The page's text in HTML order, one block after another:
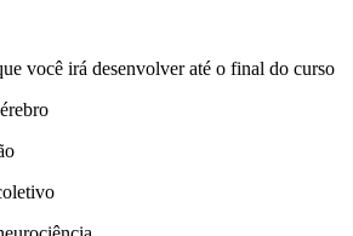
você irá desenvolver até o final do curso